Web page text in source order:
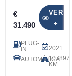
€
31.490
VER
+
PLUG-
IN
AUTOMÁTICA
2021
107897
KM